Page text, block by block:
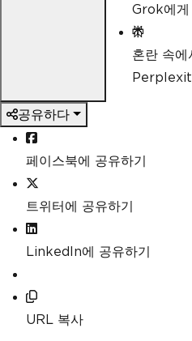
Grok에게
혼란 속에
공유하다
페이스북에 공유하기
트위터에 공유하기
LinkedIn에 공유하기
URL 복사